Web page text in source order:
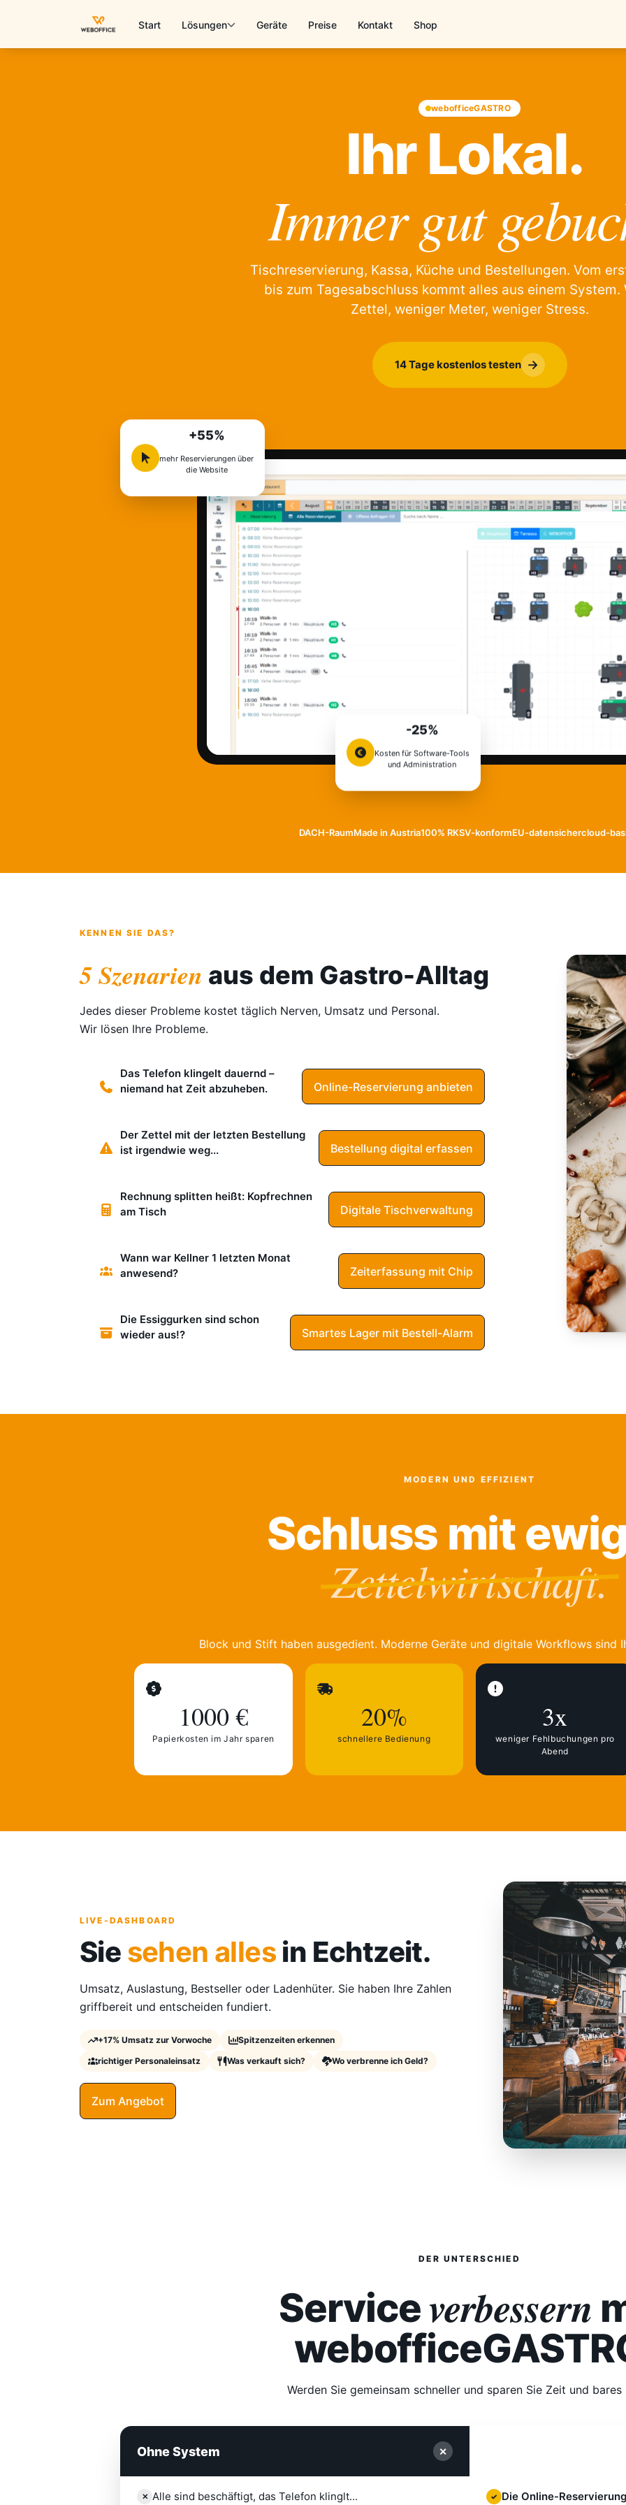
Start Lösungen Geräte Preise Kontakt Shop
webofficeGASTRO
Ihr Lokal.
Immer gut
Tischreservierung, Kassa, Küche und Bestellungen. Vom
bis zum Tagesabschluss kommt alles aus einem System.
Zettel, weniger Meter, weniger Stress.
14 Tage kostenlos testen →
+55%
mehr Reservierungen über
die Website
-25%
Kosten für Software-Tools
und Administration
DACH-RaumMade in Austria100% RKSV-konformEU-datensichercloud-
KENNEN SIE DAS?
5 Szenarien aus dem Gastro-Alltag
Jedes dieser Probleme kostet täglich Nerven, Umsatz und Personal.
Wir lösen Ihre Probleme.
Das Telefon klingelt dauernd –
niemand hat Zeit abzuheben.
Online-Reservierung anbieten
Der Zettel mit der letzten Bestellung
ist irgendwie weg...
Bestellung digital erfassen
Rechnung splitten heißt: Kopfrechnen
am Tisch
Digitale Tischverwaltung
Wann war Kellner 1 letzten Monat
anwesend?
Zeiterfassung mit Chip
Die Essiggurken sind schon
wieder aus!?
Smartes Lager mit Bestell-Alarm
MODERN UND EFFIZIENT
Schluss mit
Zettelwirtschaft.
Block und Stift haben ausgedient. Moderne Geräte und digitale Workflows sind
1000 €
Papierkosten im Jahr sparen
20%
schnellere Bedienung
3x
weniger Fehlbuchungen pro
Abend
LIVE-DASHBOARD
Sie sehen alles in Echtzeit.
Umsatz, Auslastung, Bestseller oder Ladenhüter. Sie haben Ihre Zahlen
griffbereit und entscheiden fundiert.
+17% Umsatz zur Vorwoche
Spitzenzeiten erkennen
richtiger Personaleinsatz
Was verkauft sich? Wo verbrenne ich Geld?
Zum Angebot
DER UNTERSCHIED
Serviceverbessern
Werden Sie gemeinsam schneller und sparen Sie Zeit und bares
Ohne System ✕
✕ Alle sind beschäftigt, das Telefon klinglt... ✓ Die Online-